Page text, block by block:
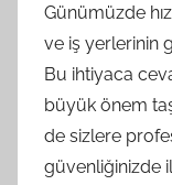
Günümüzde
ve iş yerlerinin
Bu ihtiyaca
büyük önem
de sizlere
güvenliğinizde